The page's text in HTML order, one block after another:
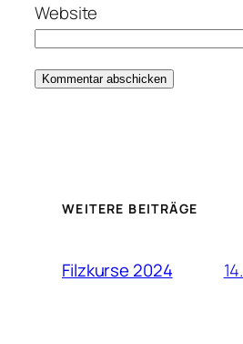
Website
WEITERE BEITRÄGE
Filzkurse 2024